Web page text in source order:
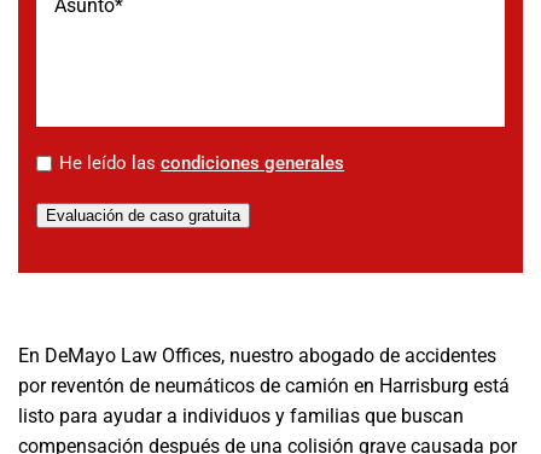
* He leído las condiciones generales
Evaluación de caso gratuita
En DeMayo Law Offices, nuestro abogado de accidentes
por reventón de neumáticos de camión en Harrisburg está
listo para ayudar a individuos y familias que buscan
compensación después de una colisión grave causada por